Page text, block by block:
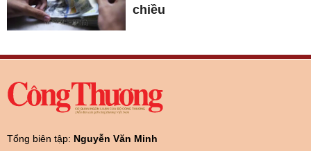
Phó tổng biên tập:Nguyễn Tiến Cường
Về Báo Công Thương